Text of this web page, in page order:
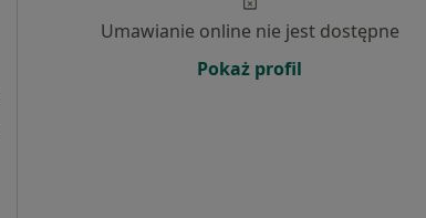
Umawianie online nie jest dostępne
Pokaż profil